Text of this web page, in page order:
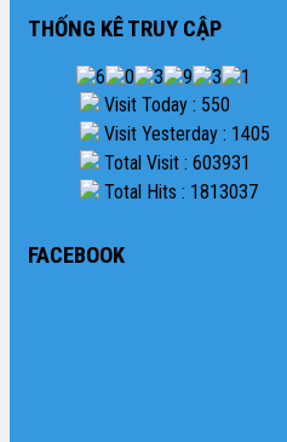
THỐNG KÊ TRUY CẬP
Visit Today : 550
Visit Yesterday : 1405
Total Visit : 603931
Total Hits : 1813037
FACEBOOK